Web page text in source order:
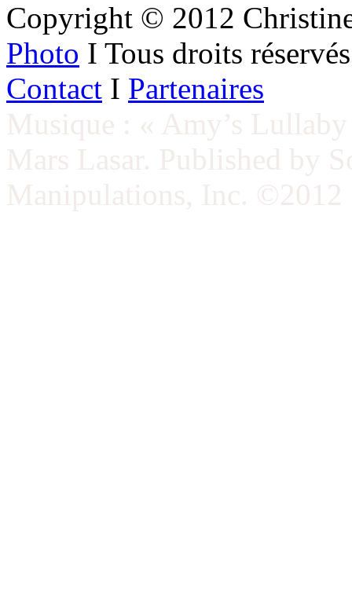
Copyright © 2012
Photo I Tous droits
Contact I Partenaires